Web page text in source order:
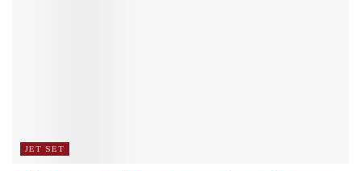
JET SET